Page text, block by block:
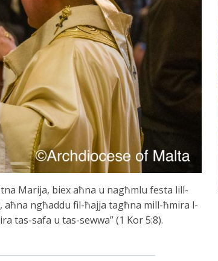
Marija, biex aħna u nagħmlu festa lill-
ngħaddu fil-ħajja tagħna mill-ħmira l-
tas-safa u tas-sewwa” (1 Kor 5:8).